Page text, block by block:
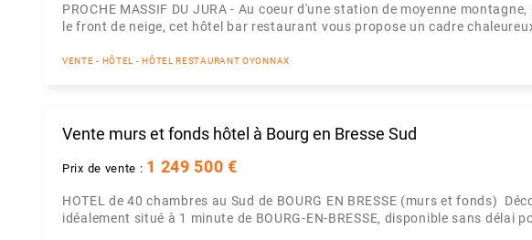
PROCHE MASSIF DU JURA - Au coeur d'une station de moyenne
le front de neige, cet hôtel bar restaurant vous propose un cadre
VENTE - HÔTEL - HÔTEL RESTAURANT OYONNAX
Vente murs et fonds hôtel à Bourg en Bresse Sud
Prix de vente : 1 249 500 €
HOTEL de 40 chambres au Sud de BOURG EN BRESSE (murs et fonds)
idéalement situé à 1 minute de BOURG-EN-BRESSE, disponible sans délai